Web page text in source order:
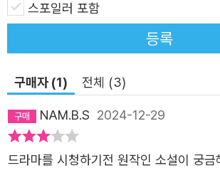
김려령의 『트렁크』를 지금 독자들에게 자
스포일러 포함
등록
구매자 (1) 전체 (3)
NAM.B.S 2024-12-29
드라마를 시청하기전 원작인 소설이 궁금